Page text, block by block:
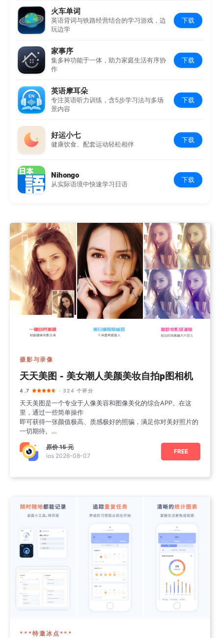
火车单词
英语背词与铁路经营结合的学习游戏，边
玩边学
下载
家事序
集多种功能于一体，助力家庭生活有序协
作
下载
英语摩耳朵
专注英语听力训练，含5步学习法与多场
景内容
下载
好运小七
健康饮食、配套运动轻松相伴
下载
Nihongo
从实际语境中快速学习日语
下载
摄影与录像
天天美图 - 美女潮人美颜美妆自拍p图相机
4.7 · 324 个评分
天天美图是一个专业于人像美容和图像美化的综合APP。在这
里，通过一些简单操作
即可获得一张颜值极高、质感极好的照骗，满足你对美好照片的
一切期待。
【美颜】
•一键美颜：智
原价15 元
ios 2026-08-07
FREE
***特邀冰点***